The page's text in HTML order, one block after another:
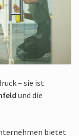
– sie ist
und die
bietet